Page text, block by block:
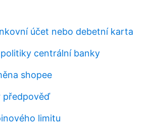
účet nebo debetní karta
centrální banky
shopee
předpověď
limitu